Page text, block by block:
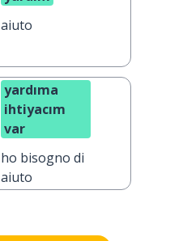
aiuto
yardıma
ihtiyacım
var
ho bisogno di
aiuto